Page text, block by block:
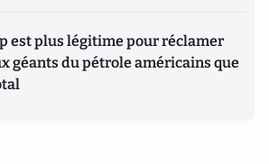
est plus légitime pour réclamer
géants du pétrole américains que